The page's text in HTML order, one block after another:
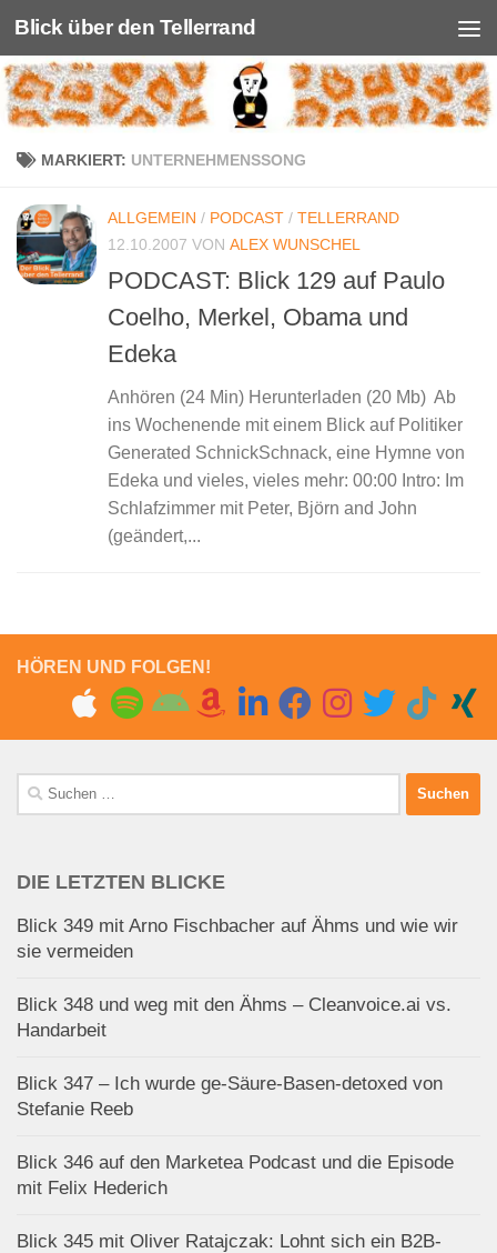
Unter dem Inhalt
Blick über den Tellerrand
MARKIERT: UNTERNEHMENSSONG
ALLGEMEIN / PODCAST / TELLERRAND
12.10.2007 VON ALEX WUNSCHEL
PODCAST: Blick 129 auf Paulo
Coelho, Merkel, Obama und
Edeka
Anhören (24 Min) Herunterladen (20 Mb) Ab
ins Wochenende mit einem Blick auf Politiker
Generated SchnickSchnack, eine Hymne von
Edeka und vieles, vieles mehr: 00:00 Intro: Im
Schlafzimmer mit Peter, Björn and John
(geändert,...
HÖREN UND FOLGEN!
Suchen
nach:
DIE LETZTEN BLICKE
Blick 349 mit Arno Fischbacher auf Ähms und wie wir
sie vermeiden
Blick 348 und weg mit den Ähms – Cleanvoice.ai vs.
Handarbeit
Blick 347 – Ich wurde ge-Säure-Basen-detoxed von
Stefanie Reeb
Blick 346 auf den Marketea Podcast und die Episode
mit Felix Hederich
Blick 345 mit Oliver Ratajczak: Lohnt sich ein B2B-